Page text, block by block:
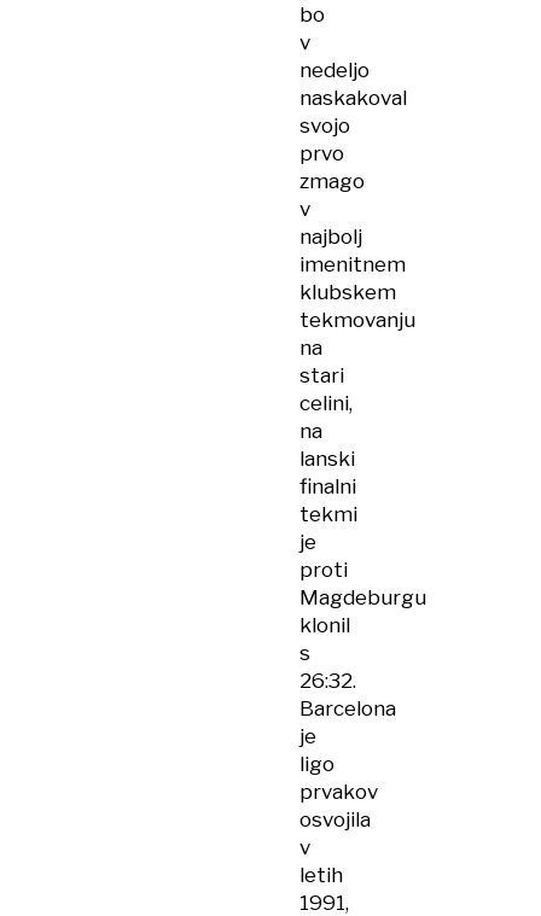
bo
v
nedeljo
naskakoval
svojo
prvo
zmago
v
najbolj
imenitnem
klubskem
tekmovanju
na
stari
celini,
na
lanski
finalni
tekmi
je
proti
Magdeburgu
klonil
s
26:32.
Barcelona
je
ligo
prvakov
osvojila
v
letih
1991,